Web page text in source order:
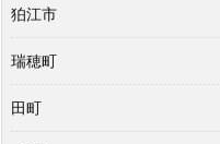
狛江市
瑞穂町
田町